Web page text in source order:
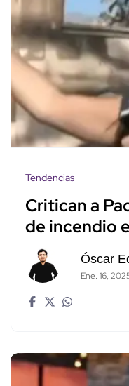
Tendencias
Critican a
de incendio
Óscar
Ene. 16,